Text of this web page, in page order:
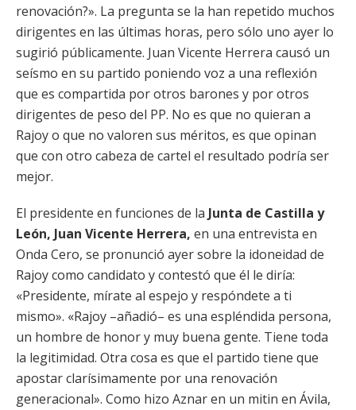
renovación?». La pregunta se la han repetido muchos
dirigentes en las últimas horas, pero sólo uno ayer lo
sugirió públicamente. Juan Vicente Herrera causó un
seísmo en su partido poniendo voz a una reflexión
que es compartida por otros barones y por otros
dirigentes de peso del PP. No es que no quieran a
Rajoy o que no valoren sus méritos, es que opinan
que con otro cabeza de cartel el resultado podría ser
mejor.
El presidente en funciones de la Junta de Castilla y
León, Juan Vicente Herrera, en una entrevista en
Onda Cero, se pronunció ayer sobre la idoneidad de
Rajoy como candidato y contestó que él le diría:
«Presidente, mírate al espejo y respóndete a ti
mismo». «Rajoy –añadió– es una espléndida persona,
un hombre de honor y muy buena gente. Tiene toda
la legitimidad. Otra cosa es que el partido tiene que
apostar clarísimamente por una renovación
generacional». Como hizo Aznar en un mitin en Ávila,